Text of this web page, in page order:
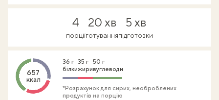
4
порції
20 хв
готування
5 хв
підготовки
657
ккал
36 г
білки
35 г
жири
50 г
вуглеводи
*Розрахунок для сирих, необроблених
продуктів на порцію